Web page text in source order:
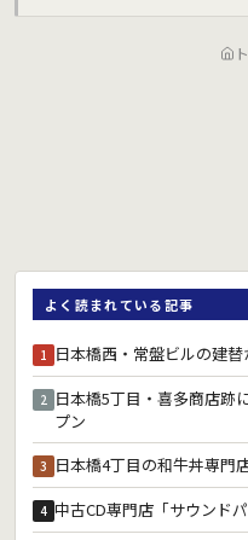
よく読まれている記事
1 日本橋西・常盤ビルの建
2 日本橋5丁目・喜多商店跡
プン
3 日本橋4丁目の和牛丼専門
4 中古CD専門店「サウンド